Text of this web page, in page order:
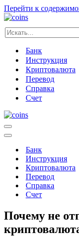
Перейти к
Искать...
Банк
Инструкция
Криптовалюта
Перевод
Справка
Счет
Меню
навигации
Меню
навигацииБанк
Инструкция
Криптовалюта
Перевод
Справка
Счет
Почему не